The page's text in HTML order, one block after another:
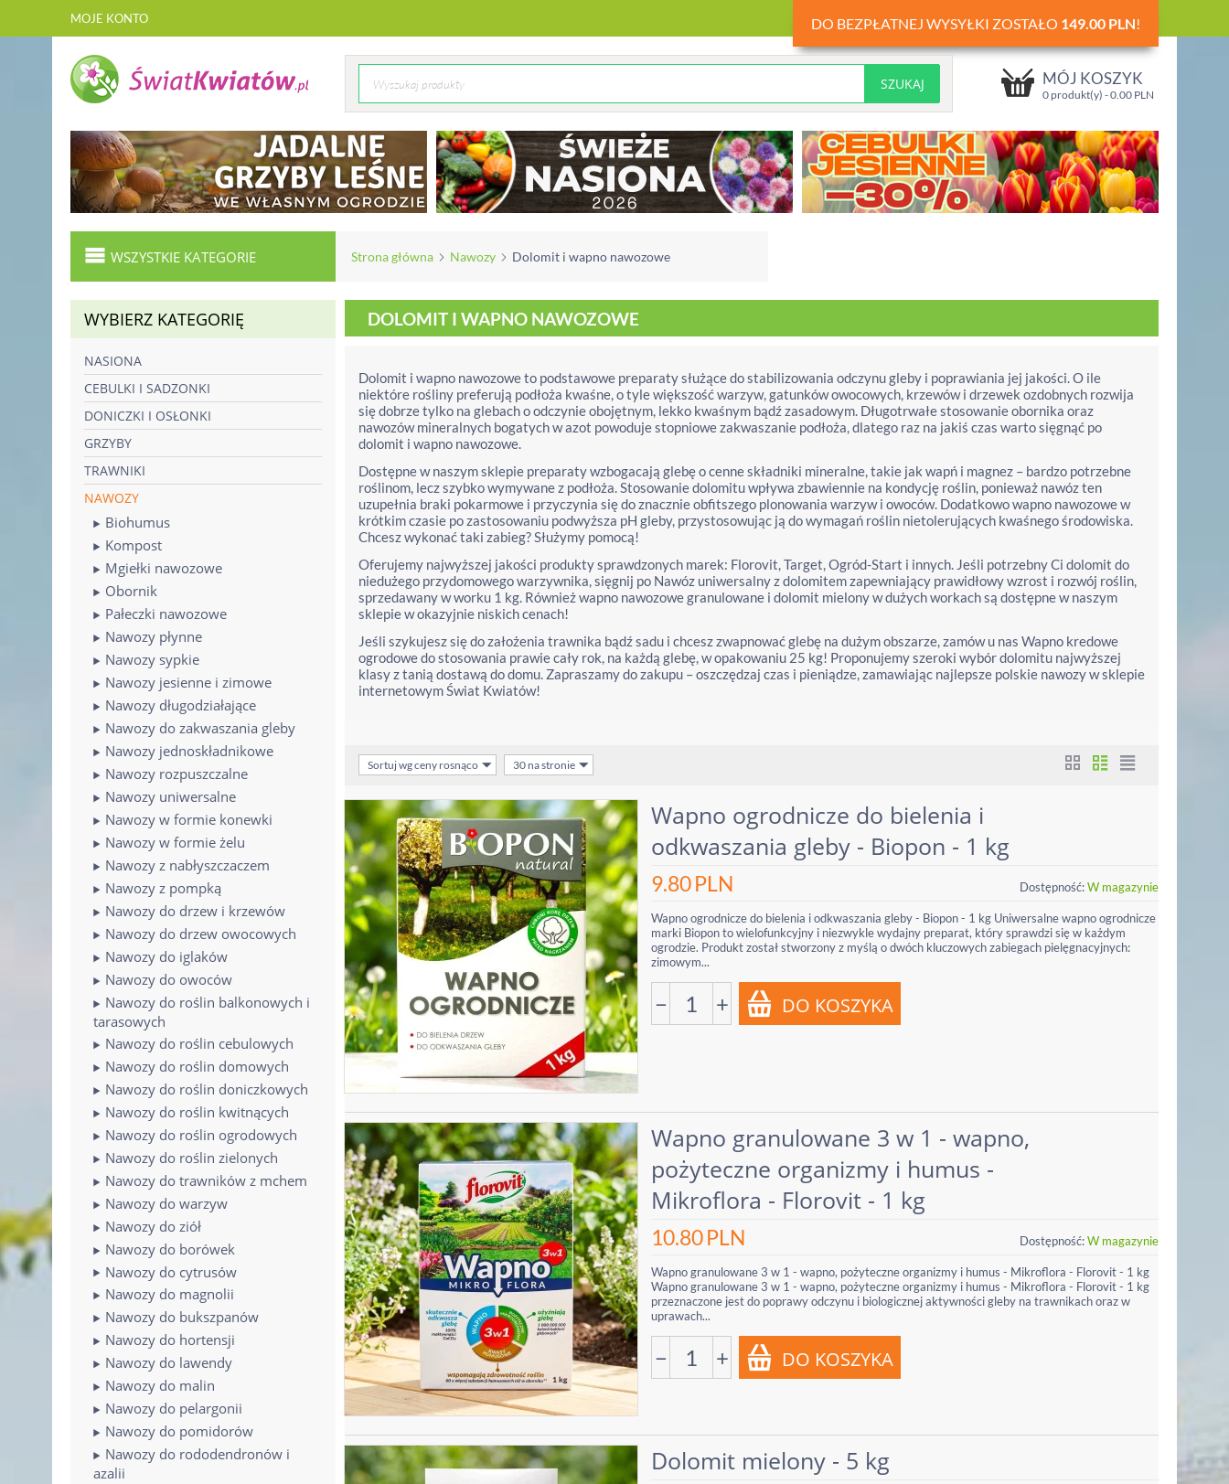
MOJE KONTO DO BEZPŁATNEJ WYSYŁKI ZOSTAŁO 149.00 PLN!
MÓJ KOSZYK
0 produkt(y) -0.00 PLN
WSZYSTKIE KATEGORIE Strona główna Nawozy Dolomit i wapno nawozowe
WYBIERZ KATEGORIĘ
NASIONA
CEBULKI I SADZONKI
DONICZKI I OSŁONKI
GRZYBY
TRAWNIKI
NAWOZY
Biohumus
Kompost
Mgiełki nawozowe
Obornik
Pałeczki nawozowe
Nawozy płynne
Nawozy sypkie
Nawozy jesienne i zimowe
Nawozy długodziałające
Nawozy do zakwaszania gleby
Nawozy jednoskładnikowe
Nawozy rozpuszczalne
Nawozy uniwersalne
Nawozy w formie konewki
Nawozy w formie żelu
Nawozy z nabłyszczaczem
Nawozy z pompką
Nawozy do drzew i krzewów
Nawozy do drzew owocowych
Nawozy do iglaków
Nawozy do owoców
Nawozy do roślin balkonowych i
tarasowych
Nawozy do roślin cebulowych
Nawozy do roślin domowych
Nawozy do roślin doniczkowych
Nawozy do roślin kwitnących
Nawozy do roślin ogrodowych
Nawozy do roślin zielonych
Nawozy do trawników z mchem
Nawozy do warzyw
Nawozy do ziół
Nawozy do borówek
Nawozy do cytrusów
Nawozy do magnolii
Nawozy do bukszpanów
Nawozy do hortensji
Nawozy do lawendy
Nawozy do malin
Nawozy do pelargonii
Nawozy do pomidorów
Nawozy do rododendronów i
azalii
DOLOMIT I WAPNO NAWOZOWE
Dolomit i wapno nawozowe to podstawowe preparaty służące do stabilizowania odczynu gleby i poprawiania jej jakości. O ile
niektóre rośliny preferują podłoża kwaśne, o tyle większość warzyw, gatunków owocowych, krzewów i drzewek ozdobnych rozwija
się dobrze tylko na glebach o odczynie obojętnym, lekko kwaśnym bądź zasadowym. Długotrwałe stosowanie obornika oraz
nawozów mineralnych bogatych w azot powoduje stopniowe zakwaszanie podłoża, dlatego raz na jakiś czas warto sięgnąć po
dolomit i wapno nawozowe.
Dostępne w naszym sklepie preparaty wzbogacają glebę o cenne składniki mineralne, takie jak wapń i magnez – bardzo potrzebne
roślinom, lecz szybko wymywane z podłoża. Stosowanie dolomitu wpływa zbawiennie na kondycję roślin, ponieważ nawóz ten
uzupełnia braki pokarmowe i przyczynia się do znacznie obfitszego plonowania warzyw i owoców. Dodatkowo wapno nawozowe w
krótkim czasie po zastosowaniu podwyższa pH gleby, przystosowując ją do wymagań roślin nietolerujących kwaśnego środowiska.
Chcesz wykonać taki zabieg? Służymy pomocą!
Oferujemy najwyższej jakości produkty sprawdzonych marek: Florovit, Target, Ogród-Start i innych. Jeśli potrzebny Ci dolomit do
niedużego przydomowego warzywnika, sięgnij po Nawóz uniwersalny z dolomitem zapewniający prawidłowy wzrost i rozwój roślin,
sprzedawany w worku 1 kg. Również wapno nawozowe granulowane i dolomit mielony w dużych workach są dostępne w naszym
sklepie w okazyjnie niskich cenach!
Jeśli szykujesz się do założenia trawnika bądź sadu i chcesz zwapnować glebę na dużym obszarze, zamów u nas Wapno kredowe
ogrodowe do stosowania prawie cały rok, na każdą glebę, w opakowaniu 25 kg! Proponujemy szeroki wybór dolomitu najwyższej
klasy z tanią dostawą do domu. Zapraszamy do zakupu – oszczędzaj czas i pieniądze, zamawiając najlepsze polskie nawozy w sklepie
internetowym Świat Kwiatów!
Sortuj wg ceny rosnąco 30 na stronie
Wapno ogrodnicze do bielenia i
odkwaszania gleby - Biopon - 1 kg
9.80PLN Dostępność:W magazynie
Wapno ogrodnicze do bielenia i odkwaszania gleby - Biopon - 1 kg Uniwersalne wapno ogrodnicze
marki Biopon to wielofunkcyjny i niezwykle wydajny preparat, który sprawdzi się w każdym
ogrodzie. Produkt został stworzony z myślą o dwóch kluczowych zabiegach pielęgnacyjnych:
zimowym...
− +
Wapno granulowane 3 w 1 - wapno,
pożyteczne organizmy i humus -
Mikroflora - Florovit - 1 kg
10.80PLN Dostępność:W magazynie
Wapno granulowane 3 w 1 - wapno, pożyteczne organizmy i humus - Mikroflora - Florovit - 1 kg
Wapno granulowane 3 w 1 - wapno, pożyteczne organizmy i humus - Mikroflora - Florovit - 1 kg
przeznaczone jest do poprawy odczynu i biologicznej aktywności gleby na trawnikach oraz w
uprawach...
− +
Dolomit mielony - 5 kg